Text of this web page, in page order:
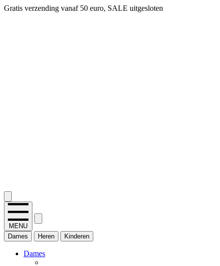
Gratis verzending vanaf 50 euro, SALE uitgesloten
MENU
Dames
Heren Kinderen
Dames